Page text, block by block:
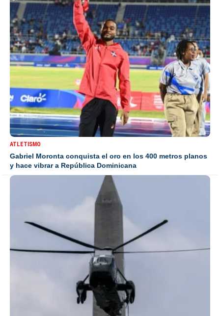
ATLETISMO
Gabriel Moronta conquista el oro en los 400 metros planos
y hace vibrar a República Dominicana